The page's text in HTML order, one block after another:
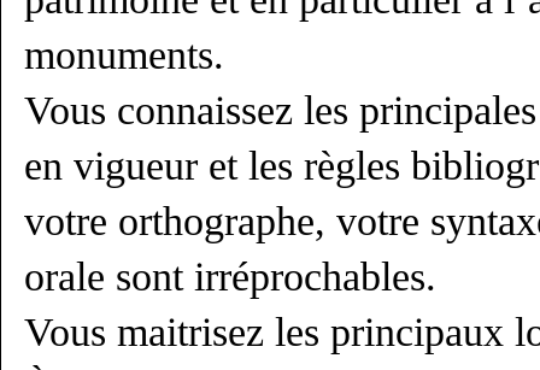
monuments.
Vous connaissez les
en vigueur et les règles
votre orthographe, votre
orale sont irréprochables.
Vous maitrisez les principaux